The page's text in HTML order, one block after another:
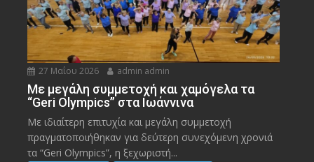
27 Μαΐου 2026 admin admin
Με μεγάλη συμμετοχή και χαμόγελα τα
“Geri Olympics” στα Ιωάννινα
Με ιδιαίτερη επιτυχία και μεγάλη συμμετοχή
πραγματοποιήθηκαν για δεύτερη συνεχόμενη χρονιά
τα “Geri Olympics”, η ξεχωριστή...